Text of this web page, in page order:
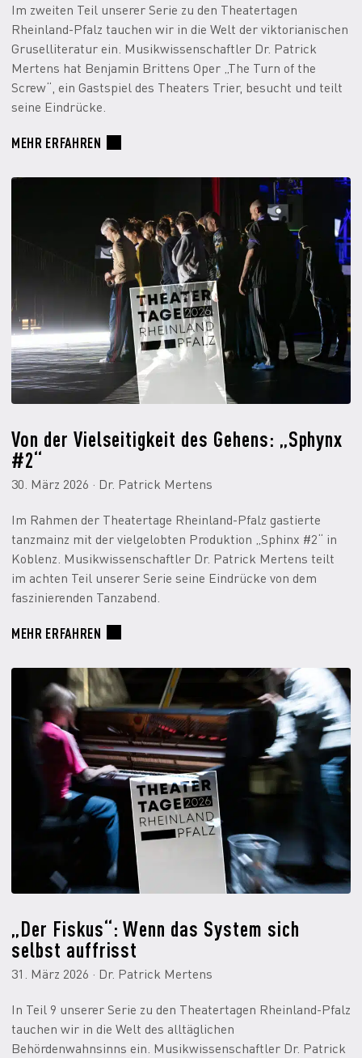
Im zweiten Teil unserer Serie zu den Theatertagen
Rheinland-Pfalz tauchen wir in die Welt der viktorianischen
Gruselliteratur ein. Musikwissenschaftler Dr. Patrick
Mertens hat Benjamin Brittens Oper „The Turn of the
Screw“, ein Gastspiel des Theaters Trier, besucht und teilt
seine Eindrücke.
MEHR ERFAHREN
Von der Vielseitigkeit des Gehens: „Sphynx
#2“
30. März 2026 · Dr. Patrick Mertens
Im Rahmen der Theatertage Rheinland-Pfalz gastierte
tanzmainz mit der vielgelobten Produktion „Sphinx #2“ in
Koblenz. Musikwissenschaftler Dr. Patrick Mertens teilt
im achten Teil unserer Serie seine Eindrücke von dem
faszinierenden Tanzabend.
MEHR ERFAHREN
„Der Fiskus“: Wenn das System sich
selbst auffrisst
31. März 2026 · Dr. Patrick Mertens
In Teil 9 unserer Serie zu den Theatertagen Rheinland-Pfalz
tauchen wir in die Welt des alltäglichen
Behördenwahnsinns ein. Musikwissenschaftler Dr. Patrick